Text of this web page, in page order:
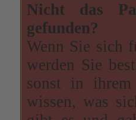
Nicht das
gefunden?
Wenn Sie sich
werden Sie
sonst in ihrem
wissen, was